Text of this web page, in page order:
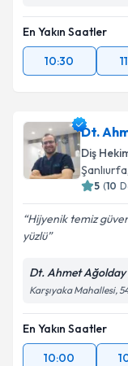
En Yakın Saatler
10:30
Dt.
Diş
Şanlıurfa
5 (10
Hijyenik temiz
yüzlü
Dt. Ahmet Ağolday
Karşıyaka Mahallesi,
En Yakın Saatler
10:00